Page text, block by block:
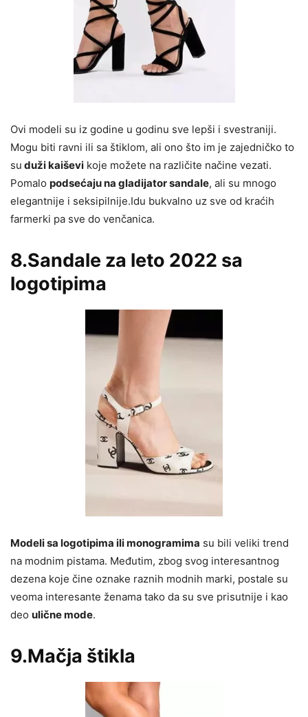
Ovi modeli su iz godine u godinu sve lepši i svestraniji.
Mogu biti ravni ili sa štiklom, ali ono što im je zajedničko to
su duži kaiševi koje možete na različite načine vezati.
Pomalo podsećaju na gladijator sandale, ali su mnogo
elegantnije i seksipilnije.Idu bukvalno uz sve od kraćih
farmerki pa sve do venčanica.
8.Sandale za leto 2022 sa
logotipima
Modeli sa logotipima ili monogramima su bili veliki trend
na modnim pistama. Međutim, zbog svog interesantnog
dezena koje čine oznake raznih modnih marki, postale su
veoma interesante ženama tako da su sve prisutnije i kao
deo ulične mode.
9.Mačja štikla